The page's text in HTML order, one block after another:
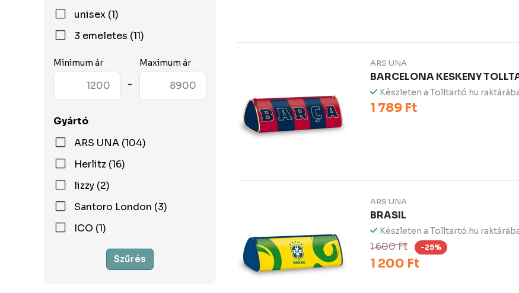
unisex (1)
3 emeletes (11)
Minimum ár
-
Maximum ár
Gyártó
ARS UNA (104)
Herlitz (16)
lizzy (2)
Santoro London (3)
ICO (1)
Szűrés
ARS UNA
BARCELONA KESKENY
Készleten a Tolltartó.hu
1 789 Ft
ARS UNA
BRASIL
Készleten a Tolltartó.hu
1 600 Ft -25%
1 200 Ft